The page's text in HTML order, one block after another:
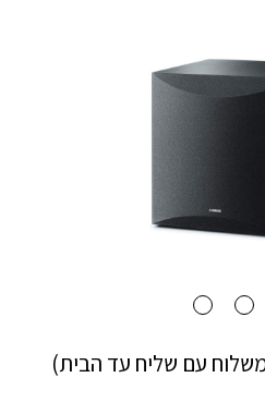
עם שליח עד הבית)